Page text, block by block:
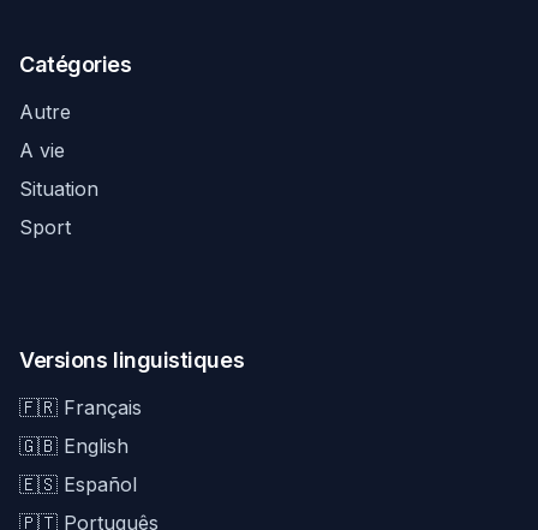
Catégories
Autre
A vie
Situation
Sport
Versions linguistiques
🇫🇷 Français
🇬🇧 English
🇪🇸 Español
🇵🇹 Português